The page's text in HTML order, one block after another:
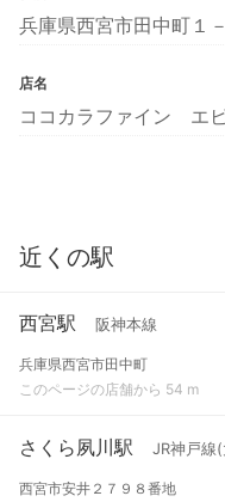
兵庫県西宮市田中町１
店名
ココカラファイン エ
近くの駅
西宮駅 阪神本線
兵庫県西宮市田中町
このページの店舗から 54 m
さくら夙川駅 JR神戸線
西宮市安井２７９８番地